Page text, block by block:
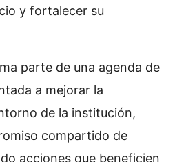
y fortalecer su
parte de una agenda de
a mejorar la
de la institución,
compartido de
acciones que beneficien